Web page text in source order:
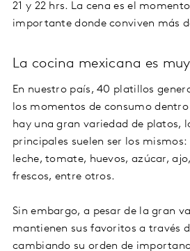
21 y 22 hrs. La cena es el
importante donde conviven más
La cocina mexicana es
En nuestro país, 40 platillos
los momentos de consumo
hay una gran variedad de platos,
principales suelen ser los
leche, tomate, huevos, azúcar,
frescos, entre otros.
Sin embargo, a pesar de la gran
mantienen sus favoritos a través
cambiando su orden de